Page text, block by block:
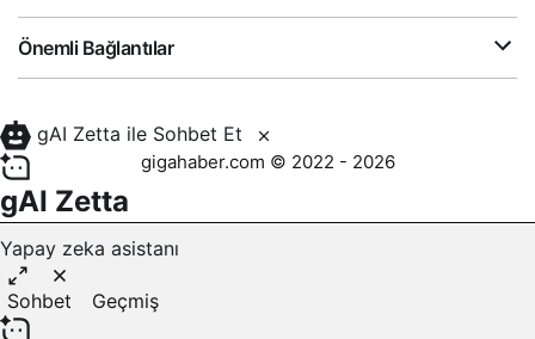
Önemli Bağlantılar
gigahaber.com © 2022 - 2026
gAI Zetta ile Sohbet Et
gAI Zetta
Yapay zeka asistanı
Sohbet Geçmiş